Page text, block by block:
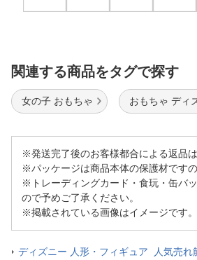
関連する商品をタグで探す
女の子 おもちゃ おもちゃ ディ
※発送完了後のお客様都合による返品
※パッケージは商品本体の保護材です
※トレーディングカード・食玩・缶バ
ので予めご了承ください。
※掲載されている画像はイメージです
ディズニー 人形・フィギュア 人気売れ